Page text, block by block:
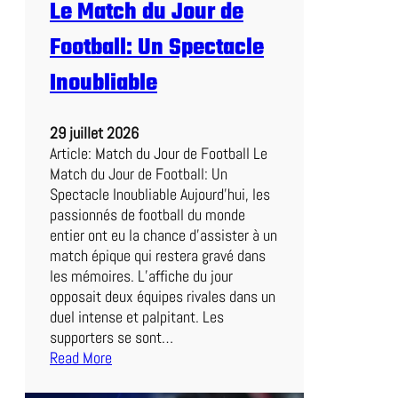
i
o
a
f
f
o
n
t
e
B
o
l
o
g
n
e
d
Le Match du Jour de
Football: Un Spectacle
Inoubliable
29 juillet 2026
Article: Match du Jour de Football Le
Match du Jour de Football: Un
Spectacle Inoubliable Aujourd’hui, les
passionnés de football du monde
entier ont eu la chance d’assister à un
match épique qui restera gravé dans
les mémoires. L’affiche du jour
opposait deux équipes rivales dans un
duel intense et palpitant. Les
supporters se sont…
Read More